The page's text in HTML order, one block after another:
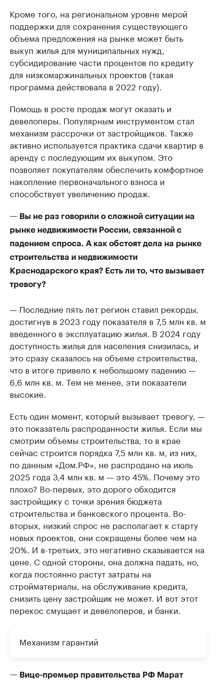
Кроме того, на региональном уровне мерой
поддержки для сохранения существующего
объема предложения на рынке может быть
выкуп жилья для муниципальных нужд,
субсидирование части процентов по кредиту
для низкомаржинальных проектов (такая
программа действовала в 2022 году).
Помощь в росте продаж могут оказать и
девелоперы. Популярным инструментом стал
механизм рассрочки от застройщиков. Также
активно используется практика сдачи квартир в
аренду с последующим их выкупом. Это
позволяет покупателям обеспечить комфортное
накопление первоначального взноса и
способствует увеличению продаж.
— Вы не раз говорили о сложной ситуации на
рынке недвижимости России, связанной с
падением спроса. А как обстоят дела на рынке
строительства и недвижимости
Краснодарского края? Есть ли то, что вызывает
тревогу?
— Последние пять лет регион ставил рекорды,
достигнув в 2023 году показателя в 7,5 млн кв. м
введенного в эксплуатацию жилья. В 2024 году
доступность жилья для населения снизилась, и
это сразу сказалось на объеме строительства,
что в итоге привело к небольшому падению —
6,6 млн кв. м. Тем не менее, эти показатели
высокие.
Есть один момент, который вызывает тревогу, —
это показатель распроданности жилья. Если мы
смотрим объемы строительства, то в крае
сейчас строится порядка 7,5 млн кв. м, из них,
по данным «Дом.РФ», не распродано на июль
2025 года 3,4 млн кв. м — это 45%. Почему это
плохо? Во-первых, это дорого обходится
застройщику с точки зрения бюджета
строительства и банковского процента. Во-
вторых, низкий спрос не располагает к старту
новых проектов, они сокращены более чем на
20%. И в-третьих, это негативно сказывается на
цене. С одной стороны, она должна падать, но,
когда постоянно растут затраты на
стройматериалы, на обслуживание кредита,
снизить цену застройщик не может. И вот этот
перекос смущает и девелоперов, и банки.
Механизм гарантий
— Вице-премьер правительства РФ Марат